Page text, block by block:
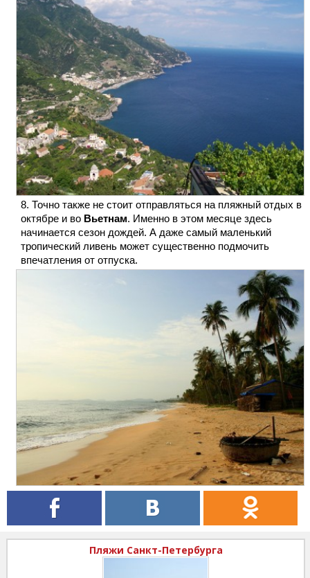
Точно также не стоит отправляться на пляжный отдых в
октябре и во Вьетнам. Именно в этом месяце здесь
начинается сезон дождей. А даже самый маленький
тропический ливень может существенно подмочить
впечатления от отпуска.
Пляжи Санкт-Петербурга